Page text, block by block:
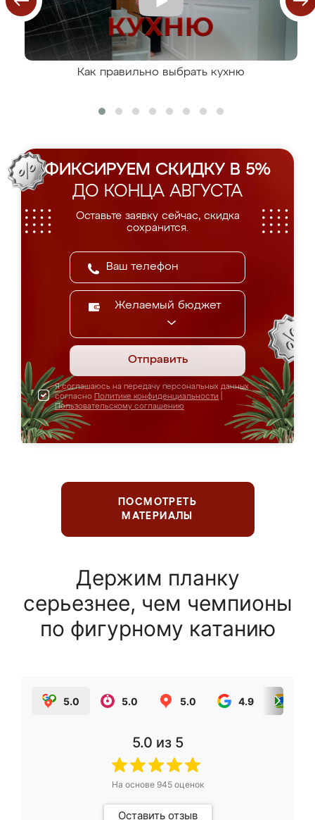
Как правильно выбрать кухню
ФИКСИРУЕМ СКИДКУ В 5%
ДО КОНЦА АВГУСТА
Оставьте заявку сейчас, скидка
сохранится.
Желаемый бюджет
Отправить
Я соглашаюсь на передачу персональных данных
согласно Политике конфиденциальности
Пользовательскому соглашению
ПОСМОТРЕТЬ
МАТЕРИАЛЫ
Держим планку
серьезнее, чем чемпионы
по фигурному катанию
5.0 5.0 5.0 4.9
5.0 из 5
На основе 945оценок
Оставить отзыв